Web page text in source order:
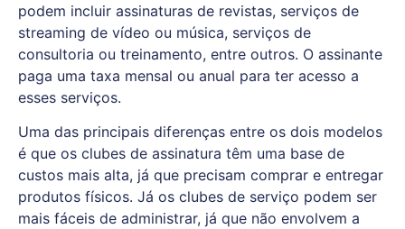
podem incluir assinaturas de revistas, serviços de
streaming de vídeo ou música, serviços de
consultoria ou treinamento, entre outros. O assinante
paga uma taxa mensal ou anual para ter acesso a
esses serviços.
Uma das principais diferenças entre os dois modelos
é que os clubes de assinatura têm uma base de
custos mais alta, já que precisam comprar e entregar
produtos físicos. Já os clubes de serviço podem ser
mais fáceis de administrar, já que não envolvem a